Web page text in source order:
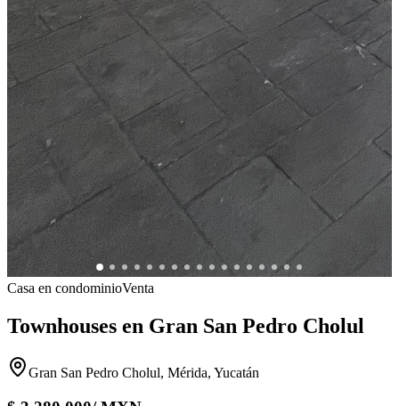
Casa en condominioVenta
Townhouses en Gran San Pedro Cholul
Gran San Pedro Cholul, Mérida, Yucatán